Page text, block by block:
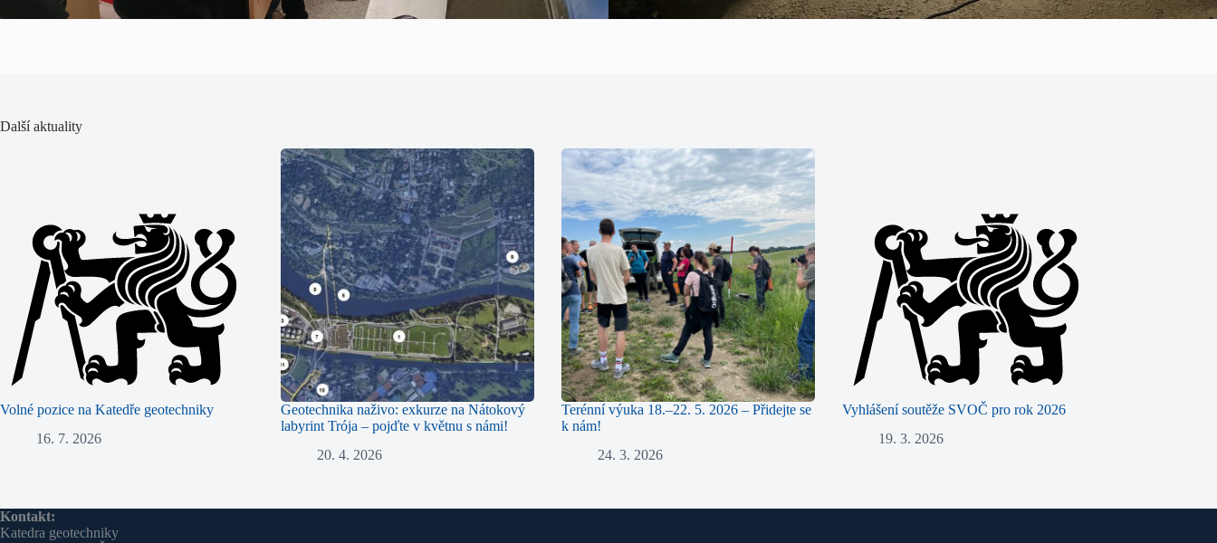
Další aktuality
Volné pozice na Katedře geotechniky
16. 7. 2026
Geotechnika naživo: exkurze na Nátokový
labyrint Trója – pojďte v květnu s námi!
20. 4. 2026
Terénní výuka 18.–22. 5. 2026 – Přidejte se
k nám!
24. 3. 2026
Vyhlášení soutěže SVOČ pro rok 2026
19. 3. 2026
Kontakt:
Katedra geotechniky